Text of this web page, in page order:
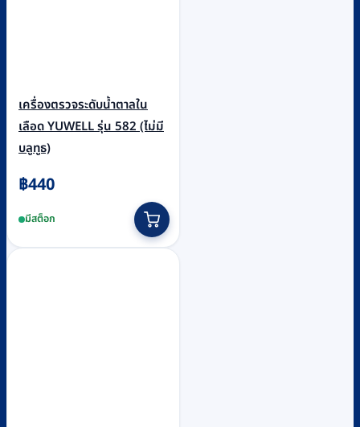
เครื่องตรวจระดับน้ำตาลใน
เลือด YUWELL รุ่น 582 (ไม่มี
บลูทูธ)
฿440
มีสต็อก